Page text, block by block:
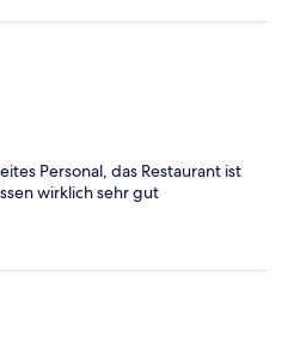
Personal, das Restaurant ist
wirklich sehr gut